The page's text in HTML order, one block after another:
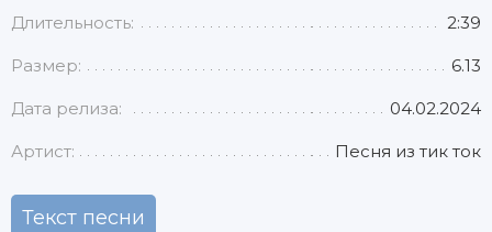
Длительность: 2:39
Размер: 6.13
Дата релиза: 04.02.2024
Артист: Песня из тик ток
Текст песни